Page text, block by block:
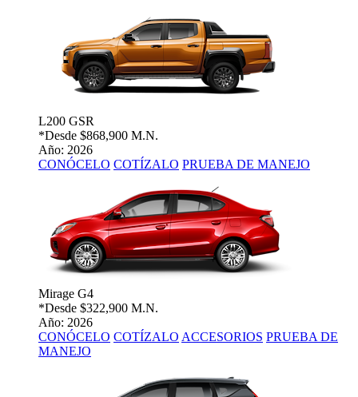
L200 GSR
*Desde $868,900 M.N.
Año: 2026
CONÓCELO COTÍZALO PRUEBA DE MANEJO
Mirage G4
*Desde $322,900 M.N.
Año: 2026
CONÓCELO COTÍZALO ACCESORIOS PRUEBA DE
MANEJO